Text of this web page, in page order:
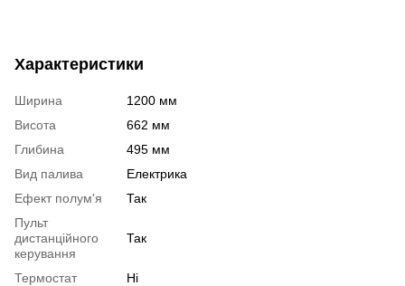
Характеристики
Ширина
1200 мм
Висота
662 мм
Глибина
495 мм
Вид палива
Електрика
Ефект полум'я
Так
Пульт
дистанційного
керування
Так
Термостат
Ні